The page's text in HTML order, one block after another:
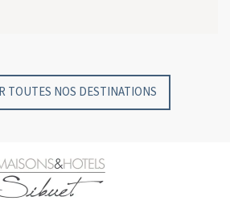
TOUTES NOS DESTINATIONS